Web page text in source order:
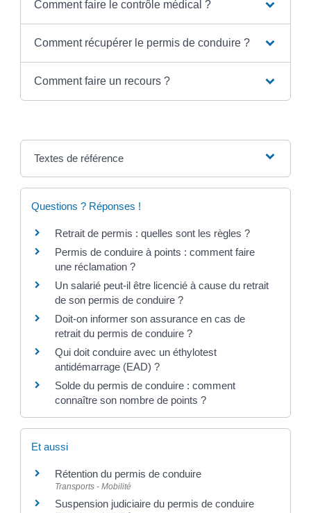
Comment faire le contrôle médical ?
Comment récupérer le permis de conduire ?
Comment faire un recours ?
Textes de référence
Questions ? Réponses !
Retrait de permis : quelles sont les règles ?
Permis de conduire à points : comment faire
une réclamation ?
Un salarié peut-il être licencié à cause du retrait
de son permis de conduire ?
Doit-on informer son assurance en cas de
retrait du permis de conduire ?
Qui doit conduire avec un éthylotest
antidémarrage (EAD) ?
Solde du permis de conduire : comment
connaître son nombre de points ?
Et aussi
Rétention du permis de conduire
Transports - Mobilité
Suspension judiciaire du permis de conduire